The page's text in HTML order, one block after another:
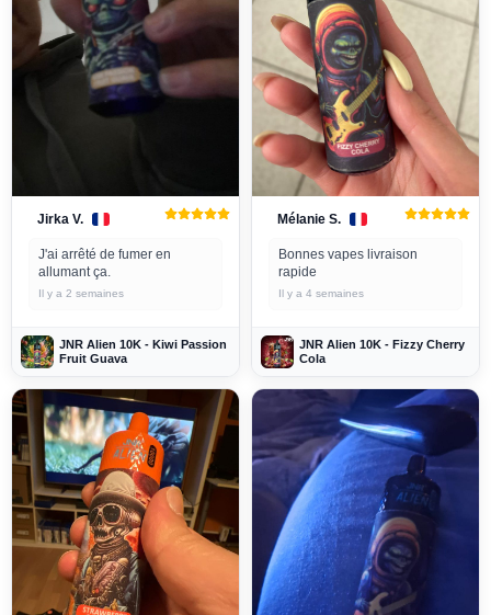
Jirka V.
J'ai arrêté de fumer en
allumant ça.
Il y a 2 semaines
JNR Alien 10K - Kiwi Passion
Fruit Guava
Mélanie S.
Bonnes vapes livraison
rapide
Il y a 4 semaines
JNR Alien 10K - Fizzy Cherry
Cola